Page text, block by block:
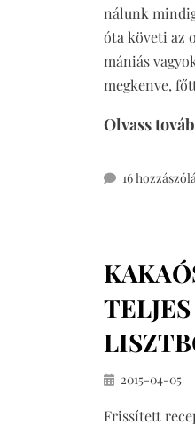
nálunk
óta követi az
mániás
megkenve,
Olvass
16
Közzétéve
2015-04-05
Frissített